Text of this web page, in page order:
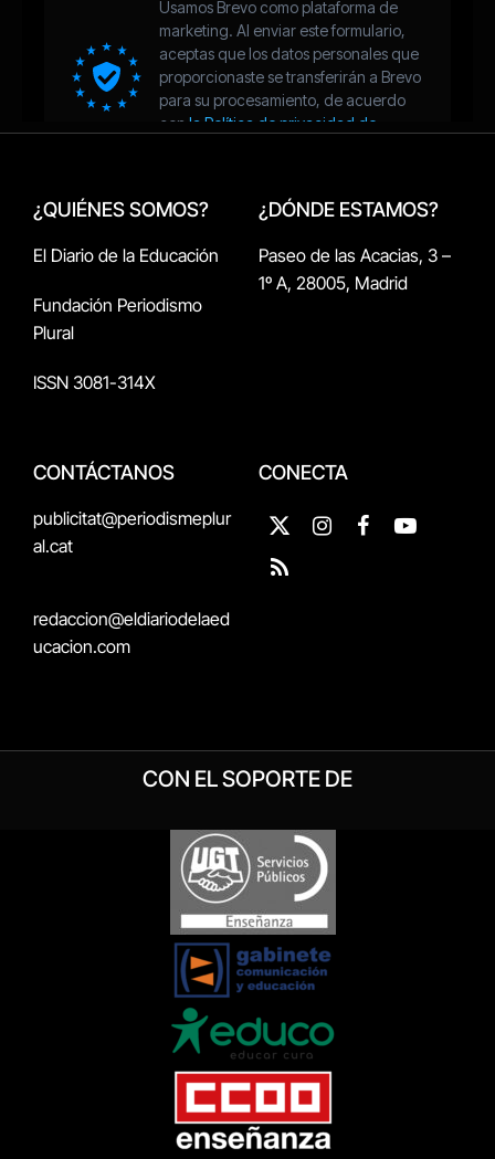
¿QUIÉNES SOMOS?
El Diario de la Educación
Fundación Periodismo
Plural
ISSN 3081-314X
¿DÓNDE ESTAMOS?
Paseo de las Acacias, 3 –
1º A, 28005, Madrid
CONTÁCTANOS
publicitat@periodismeplur
al.cat
redaccion@eldiariodelaed
ucacion.com
CONECTA
X
(Twitter)
InstagramFacebookYouTube
RSS
CON EL SOPORTE DE